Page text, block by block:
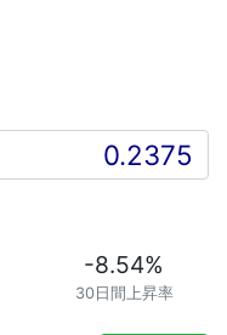
-8.54%
30日間上昇率